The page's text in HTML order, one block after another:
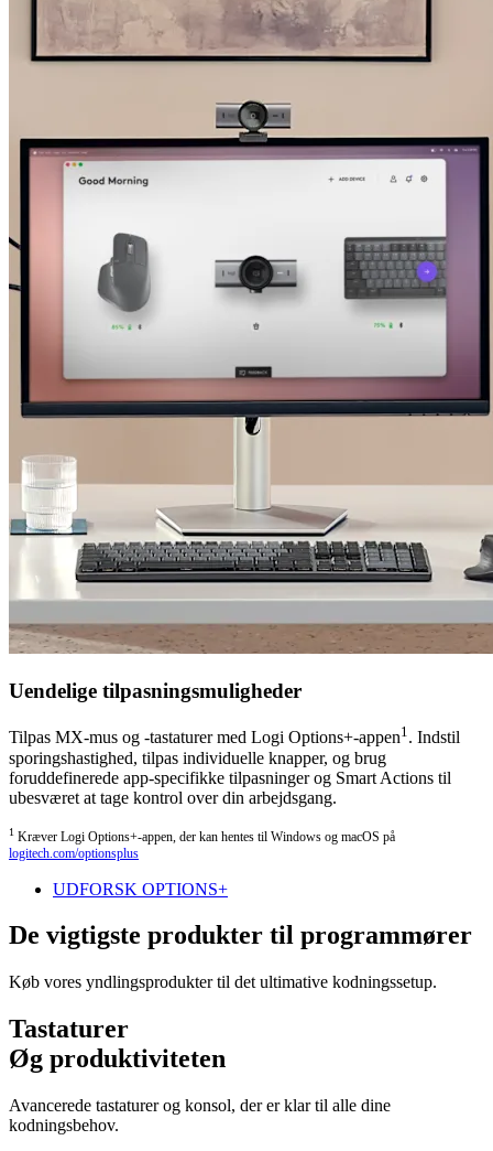
Uendelige tilpasningsmuligheder
Tilpas MX-mus og -tastaturer med Logi Options+-appen1. Indstil
sporingshastighed, tilpas individuelle knapper, og brug
foruddefinerede app-specifikke tilpasninger og Smart Actions til
ubesværet at tage kontrol over din arbejdsgang.
1 Kræver Logi Options+-appen, der kan hentes til Windows og macOS på
logitech.com/optionsplus
UDFORSK OPTIONS+
De vigtigste produkter til programmører
Køb vores yndlingsprodukter til det ultimative kodningssetup.
Tastaturer
Øg produktiviteten
Avancerede tastaturer og konsol, der er klar til alle dine
kodningsbehov.